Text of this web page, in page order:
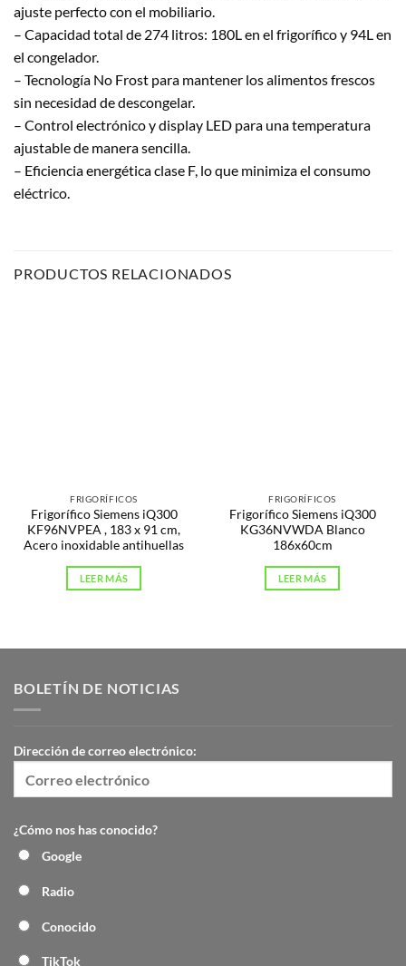
ajuste perfecto con el mobiliario.
– Capacidad total de 274 litros: 180L en el frigorífico y 94L en
el congelador.
– Tecnología No Frost para mantener los alimentos frescos
sin necesidad de descongelar.
– Control electrónico y display LED para una temperatura
ajustable de manera sencilla.
– Eficiencia energética clase F, lo que minimiza el consumo
eléctrico.
PRODUCTOS RELACIONADOS
FRIGORÍFICOS
Frigorífico Siemens iQ300
KF96NVPEA , 183 x 91 cm,
Acero inoxidable antihuellas
LEER MÁS
FRIGORÍFICOS
Frigorífico Siemens iQ300
KG36NVWDA Blanco
186x60cm
LEER MÁS
BOLETÍN DE NOTICIAS
Dirección de correo electrónico:
¿Cómo nos has conocido?
Google
Radio
Conocido
TikTok